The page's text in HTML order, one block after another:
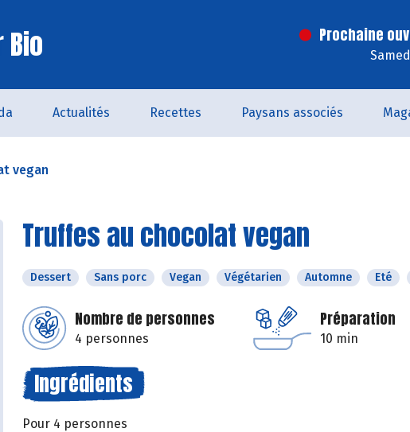
Bio Prochaine
Actualités Recettes Paysans associés
vegan
Truffes au chocolat vegan
Dessert Sans porc Vegan Végétarien Automne Eté
Nombre de personnes
4 personnes
Préparation
10 min
Ingrédients
Pour 4 personnes